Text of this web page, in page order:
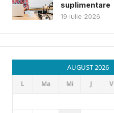
suplimentare
19 iulie 2026
AUGUST 2026
L Ma Mi J V